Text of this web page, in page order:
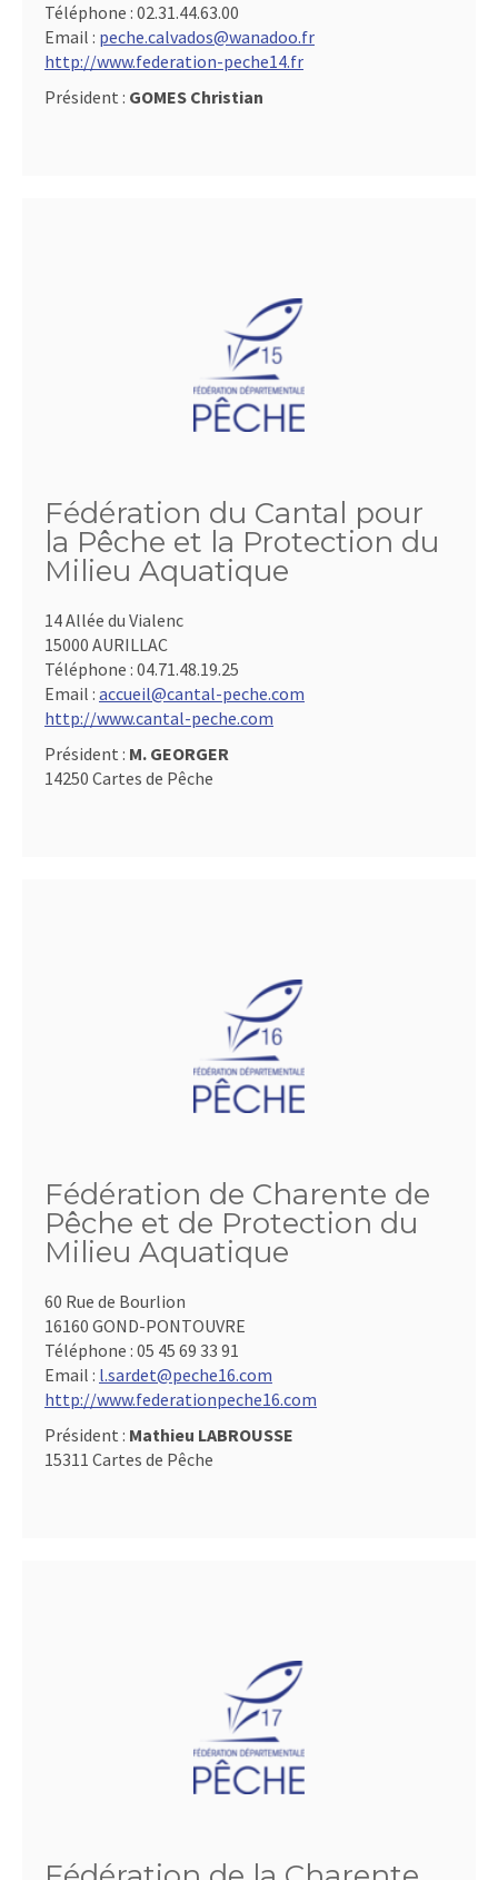
Téléphone : 02.31.44.63.00
Email : peche.calvados@wanadoo.fr
http://www.federation-peche14.fr
Président : GOMES Christian
Fédération du Cantal pour
la Pêche et la Protection du
Milieu Aquatique
14 Allée du Vialenc
15000 AURILLAC
Téléphone : 04.71.48.19.25
Email : accueil@cantal-peche.com
http://www.cantal-peche.com
Président : M. GEORGER
14250 Cartes de Pêche
Fédération de Charente de
Pêche et de Protection du
Milieu Aquatique
60 Rue de Bourlion
16160 GOND-PONTOUVRE
Téléphone : 05 45 69 33 91
Email : l.sardet@peche16.com
http://www.federationpeche16.com
Président : Mathieu LABROUSSE
15311 Cartes de Pêche